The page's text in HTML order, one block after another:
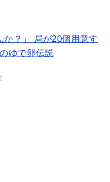
？」 局が20個用意す
ゆで卵伝説